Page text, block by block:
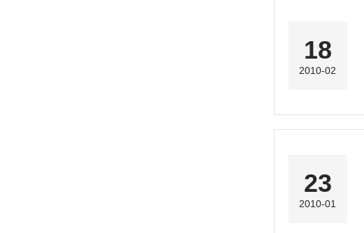
18
2010-02
23
2010-01